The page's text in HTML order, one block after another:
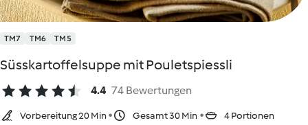
TM7 TM6 TM5
Süsskartoffelsuppe mit Pouletspiessli
4.4 74 Bewertungen
Vorbereitung 20 Min Gesamt 30 Min 4 Portionen